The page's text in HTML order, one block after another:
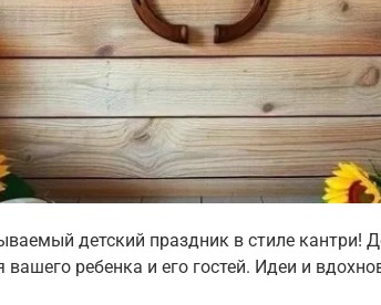
детский праздник в стиле кантри!
вашего ребенка и его гостей. Идеи и